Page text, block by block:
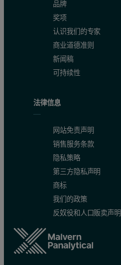
品牌
奖项
认识我们的专家
商业道德准则
新闻稿
可持续性
法律信息
网站免责声明
销售服务条款
隐私策略
第三方隐私声明
商标
我们的政策
反奴役和人口贩卖声明